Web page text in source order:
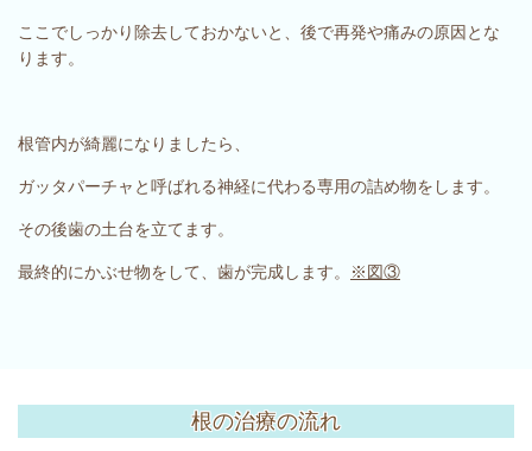
ここでしっかり除去しておかないと、後で再発や痛みの原因とな
ります。
根管内が綺麗になりましたら、
ガッタパーチャと呼ばれる神経に代わる専用の詰め物をします。
その後歯の土台を立てます。
最終的にかぶせ物をして、歯が完成します。 ※図③
根の治療の流れ